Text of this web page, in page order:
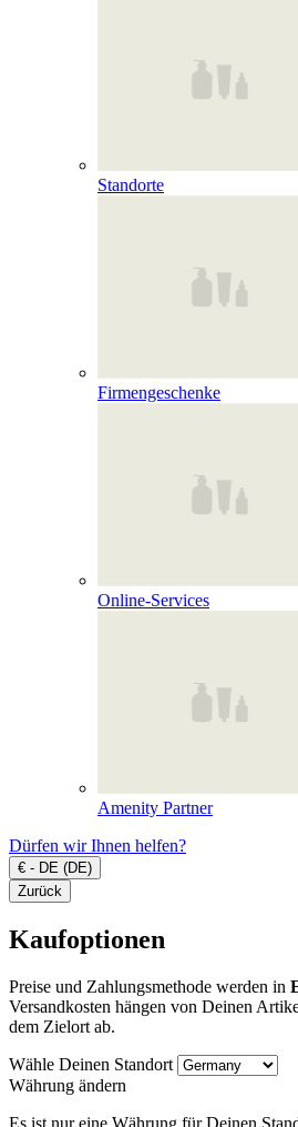
Standorte
Firmengeschenke
Online‑Services
Amenity Partner
Dürfen wir Ihnen helfen?
€ - DE (DE)
Zurück
Kaufoptionen
Preise und Zahlungsmethode werden in
Versandkosten hängen von Deinen
dem Zielort ab.
Wähle Deinen Standort
Währung ändern
Es ist nur eine Währung für Deinen